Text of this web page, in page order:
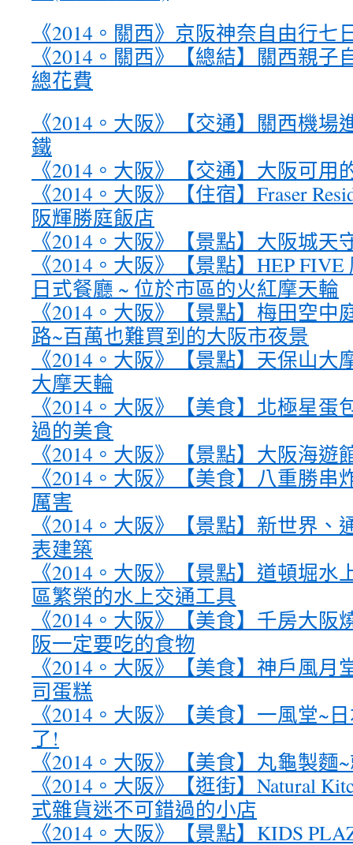
《2014。關西》京阪神奈自由行七
《2014。關西》【總結】關西親子
總花費
《2014。大阪》【交通】關西機
鐵
《2014。大阪》【交通】大阪可用
《2014。大阪》【住宿】Fraser
阪輝勝庭飯店
《2014。大阪》【景點】大阪城天
《2014。大阪》【景點】HEP
日式餐廳 ~ 位於市區的火紅摩天輪
《2014。大阪》【景點】梅田空
路~百萬也難買到的大阪市夜景
《2014。大阪》【景點】天保山
大摩天輪
《2014。大阪》【美食】北極星
過的美食
《2014。大阪》【景點】大阪海
《2014。大阪》【美食】八重勝
厲害
《2014。大阪》【景點】新世界
表建築
《2014。大阪》【景點】道頓堀
區繁榮的水上交通工具
《2014。大阪》【美食】千房大
阪一定要吃的食物
《2014。大阪》【美食】神戶風月
司蛋糕
《2014。大阪》【美食】一風堂~
了!
《2014。大阪》【美食】丸龜製麵
《2014。大阪》【逛街】Natural
式雜貨迷不可錯過的小店
《2014。大阪》【景點】KIDS